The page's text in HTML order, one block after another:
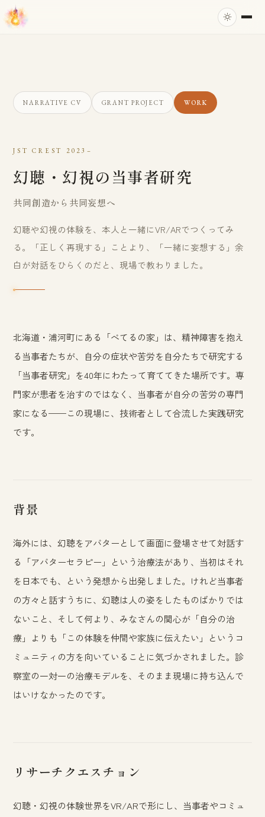
NARRATIVE CV GRANT PROJECT WORK
JST CREST 2023–
幻聴・幻視の当事者研究
共同創造から共同妄想へ
幻聴や幻視の体験を、本人と一緒にVR/ARでつくってみ
る。「正しく再現する」ことより、「一緒に妄想する」余
白が対話をひらくのだと、現場で教わりました。
北海道・浦河町にある「べてるの家」は、精神障害を抱え
る当事者たちが、自分の症状や苦労を自分たちで研究する
「当事者研究」を40年にわたって育ててきた場所です。専
門家が患者を治すのではなく、当事者が自分の苦労の専門
家になる——この現場に、技術者として合流した実践研究
です。
背景
海外には、幻聴をアバターとして画面に登場させて対話す
る「アバターセラピー」という治療法があり、当初はそれ
を日本でも、という発想から出発しました。けれど当事者
の方々と話すうちに、幻聴は人の姿をしたものばかりでは
ないこと、そして何より、みなさんの関心が「自分の治
療」よりも「この体験を仲間や家族に伝えたい」というコ
ミュニティの方を向いていることに気づかされました。診
察室の一対一の治療モデルを、そのまま現場に持ち込んで
はいけなかったのです。
リサーチクエスチョン
幻聴・幻視の体験世界をVR/ARで形にし、当事者やコミュ